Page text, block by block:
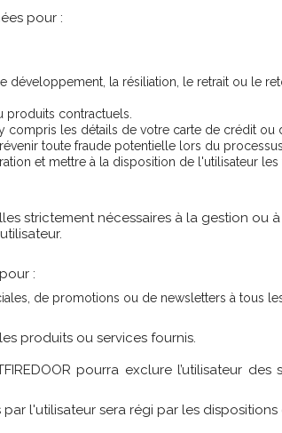
pour :
développement, la résiliation, le retrait ou le
produits contractuels.
compris les détails de votre carte de crédit ou
toute fraude potentielle lors du
et mettre à la disposition de l'utilisateur
strictement nécessaires à la gestion ou
:
de promotions ou de newsletters à tous
produits ou services fournis.
pourra exclure l’utilisateur
l'utilisateur sera régi par les dispositions